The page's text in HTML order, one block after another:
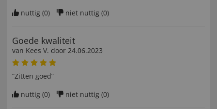
nuttig (0) niet nuttig (0)
Goede kwaliteit
van Kees V. door 24.06.2023
“Zitten goed”
nuttig (0) niet nuttig (0)